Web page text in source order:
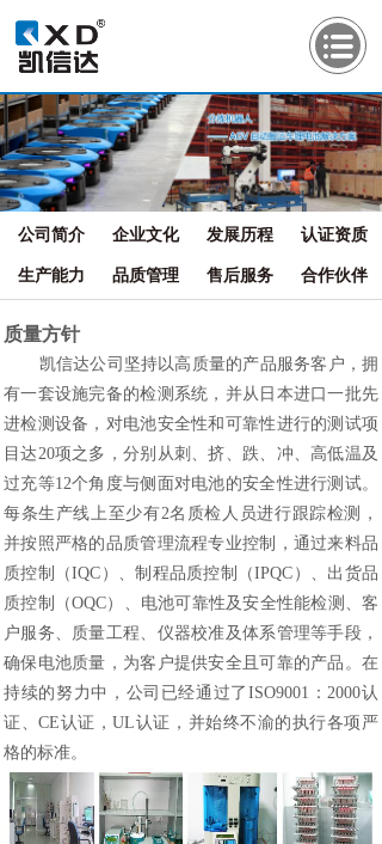
公司简介 企业文化 发展历程 认证资质
生产能力 品质管理 售后服务 合作伙伴
质量方针
凯信达公司坚持以高质量的产品服务客户，拥
有一套设施完备的检测系统，并从日本进口一批先
进检测设备，对电池安全性和可靠性进行的测试项
目达20项之多，分别从刺、挤、跌、冲、高低温及
过充等12个角度与侧面对电池的安全性进行测试。
每条生产线上至少有2名质检人员进行跟踪检测，
并按照严格的品质管理流程专业控制，通过来料品
质控制（IQC）、制程品质控制（IPQC）、出货品
质控制（OQC）、电池可靠性及安全性能检测、客
户服务、质量工程、仪器校准及体系管理等手段，
确保电池质量，为客户提供安全且可靠的产品。在
持续的努力中，公司已经通过了ISO9001：2000认
证、CE认证，UL认证，并始终不渝的执行各项严
格的标准。